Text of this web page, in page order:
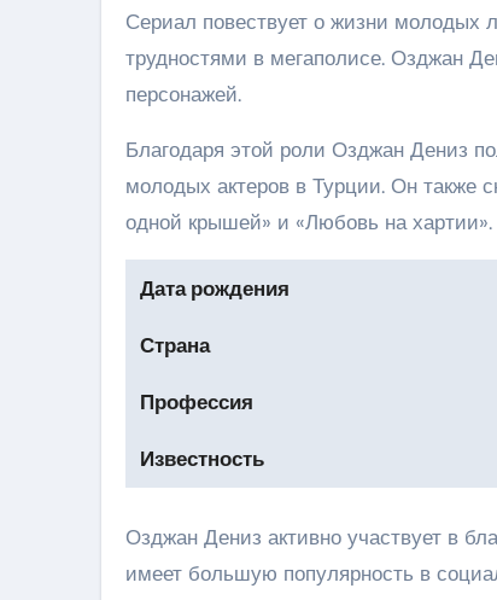
Сериал повествует о жизни
трудностями в мегаполисе. Озджан
персонажей.
Благодаря этой роли Озджан Дениз
молодых актеров в Турции. Он также
одной крышей» и «Любовь на хартии».
Дата рождения
Страна
Профессия
Известность
Озджан Дениз активно участвует в
имеет большую популярность в